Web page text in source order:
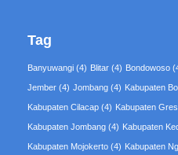
Tag
Banyuwangi (4) Blitar (4) Bondowoso
Jember (4) Jombang (4) Kabupaten
Kabupaten Cilacap (4) Kabupaten
Kabupaten Jombang (4) Kabupaten
Kabupaten Mojokerto (4) Kabupaten